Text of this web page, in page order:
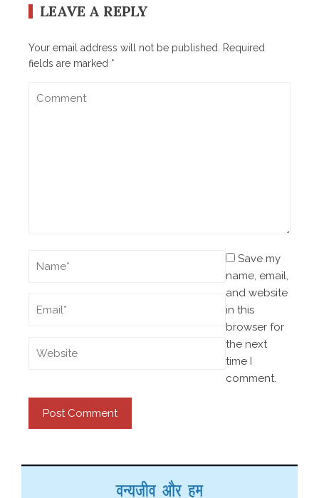
LEAVE A REPLY
Your email address will not be published.
Required
fields are marked *
Save my
name, email,
and website
in this
browser for
the next
time I
comment.